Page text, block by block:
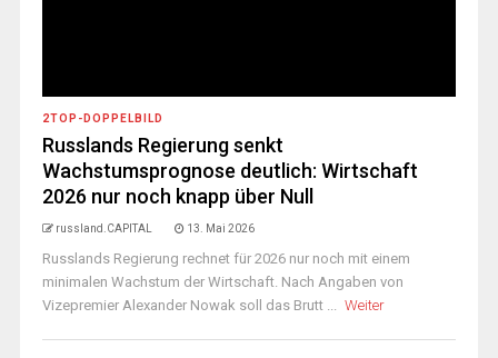
2TOP-DOPPELBILD
Russlands Regierung senkt
Wachstumsprognose deutlich: Wirtschaft
2026 nur noch knapp über Null
russland.CAPITAL 13. Mai 2026
Russlands Regierung rechnet für 2026 nur noch mit einem
minimalen Wachstum der Wirtschaft. Nach Angaben von
Vizepremier Alexander Nowak soll das Brutt ... Weiter